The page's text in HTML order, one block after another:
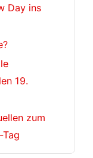
Day ins
19.
zum